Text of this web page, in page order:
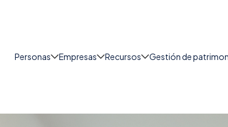
Personas Empresas Recursos Gestión de